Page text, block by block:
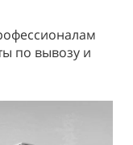
по вывозу и